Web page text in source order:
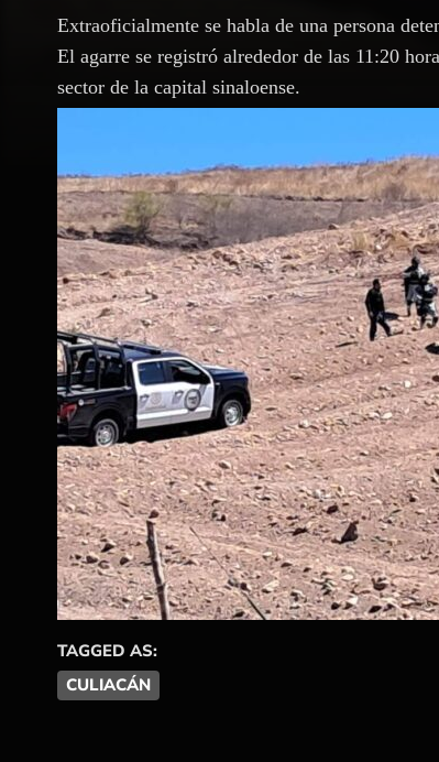
Extraoficialmente se habla de una persona
El agarre se registró alrededor de las 11:20
sector de la capital sinaloense.
TAGGED AS:
CULIACÁN